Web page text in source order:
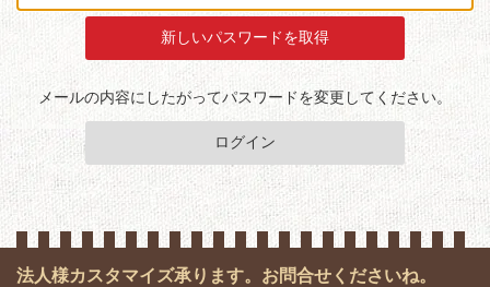
メールの内容にしたがってパスワードを変更してください。
ログイン
法人様カスタマイズ承ります。お問合せくださいね。